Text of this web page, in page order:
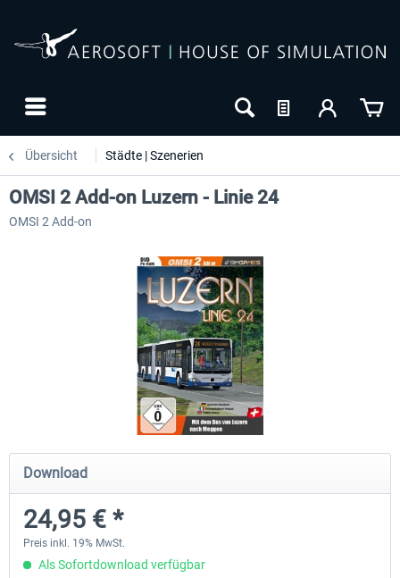
Übersicht Städte | Szenerien
OMSI 2 Add-on Thüringer Wald
29,99 € *
OMSI 2 Add-on Luzern - Linie 24
OMSI 2 Add-on
Download
24,95 € *
Preis inkl. 19% MwSt.
Als Sofortdownload verfügbar